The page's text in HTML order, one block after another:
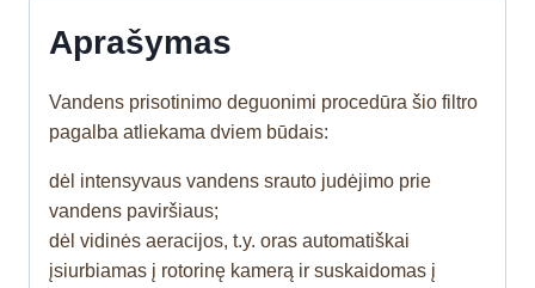
Aprašymas
Vandens prisotinimo deguonimi procedūra šio filtro
pagalba atliekama dviem būdais:
dėl intensyvaus vandens srauto judėjimo prie
vandens paviršiaus;
dėl vidinės aeracijos, t.y. oras automatiškai
įsiurbiamas į rotorinę kamerą ir suskaidomas į